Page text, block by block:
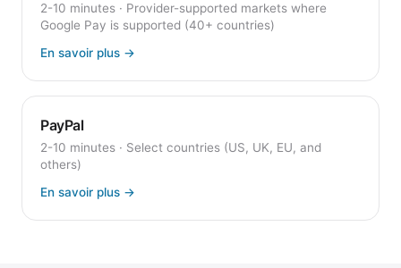
2-10 minutes · Provider-supported markets where
Google Pay is supported (40+ countries)
En savoir plus →
PayPal
2-10 minutes · Select countries (US, UK, EU, and
others)
En savoir plus →